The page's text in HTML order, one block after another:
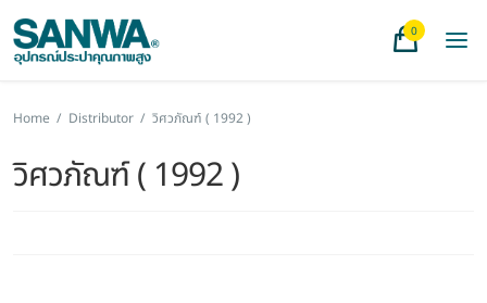
0
Home / Distributor / วิศวภัณฑ์ ( 1992 )
วิศวภัณฑ์ ( 1992 )